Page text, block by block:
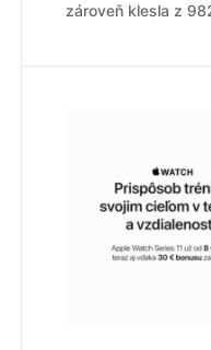
zároveň klesla z